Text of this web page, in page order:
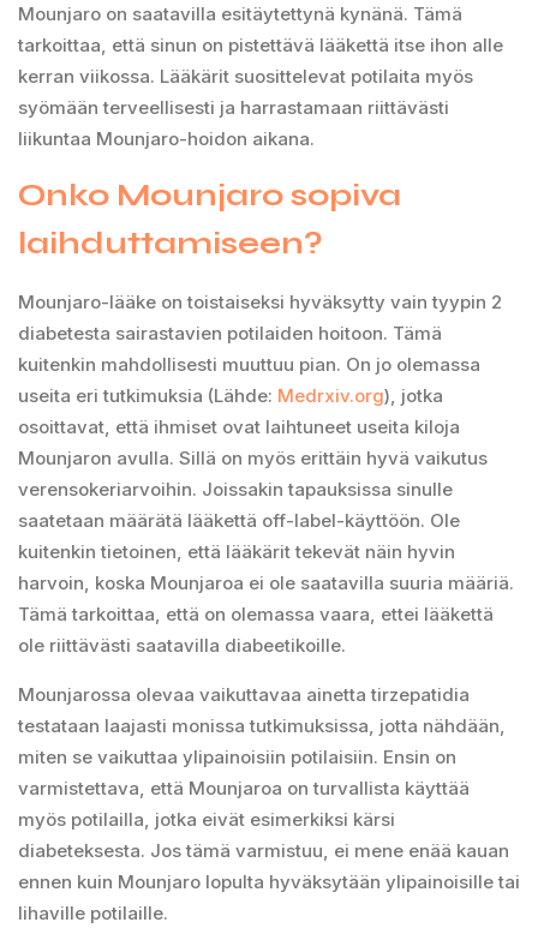
Mounjaro on saatavilla esitäytettynä kynänä. Tämä
tarkoittaa, että sinun on pistettävä lääkettä itse ihon alle
kerran viikossa. Lääkärit suosittelevat potilaita myös
syömään terveellisesti ja harrastamaan riittävästi
liikuntaa Mounjaro-hoidon aikana.
Onko Mounjaro sopiva
laihduttamiseen?
Mounjaro-lääke on toistaiseksi hyväksytty vain tyypin 2
diabetesta sairastavien potilaiden hoitoon. Tämä
kuitenkin mahdollisesti muuttuu pian. On jo olemassa
useita eri tutkimuksia (Lähde: Medrxiv.org), jotka
osoittavat, että ihmiset ovat laihtuneet useita kiloja
Mounjaron avulla. Sillä on myös erittäin hyvä vaikutus
verensokeriarvoihin. Joissakin tapauksissa sinulle
saatetaan määrätä lääkettä off-label-käyttöön. Ole
kuitenkin tietoinen, että lääkärit tekevät näin hyvin
harvoin, koska Mounjaroa ei ole saatavilla suuria määriä.
Tämä tarkoittaa, että on olemassa vaara, ettei lääkettä
ole riittävästi saatavilla diabeetikoille.
Mounjarossa olevaa vaikuttavaa ainetta tirzepatidia
testataan laajasti monissa tutkimuksissa, jotta nähdään,
miten se vaikuttaa ylipainoisiin potilaisiin. Ensin on
varmistettava, että Mounjaroa on turvallista käyttää
myös potilailla, jotka eivät esimerkiksi kärsi
diabeteksesta. Jos tämä varmistuu, ei mene enää kauan
ennen kuin Mounjaro lopulta hyväksytään ylipainoisille tai
lihaville potilaille.